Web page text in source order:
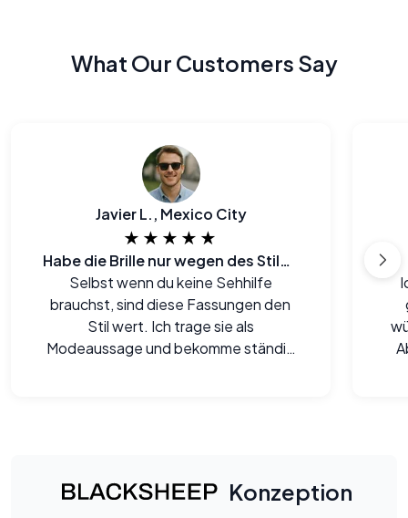
What Our Customers Say
Javier L., Mexico City
★★★★★
Habe die Brille nur wegen des Stils gekauft
Selbst wenn du keine Sehhilfe
brauchst, sind diese Fassungen den
Stil wert. Ich trage sie als
Modeaussage und bekomme ständig
Konzeption